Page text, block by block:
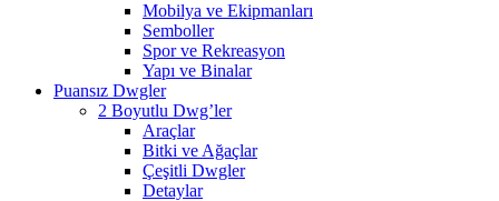
Mobilya ve Ekipmanları
Semboller
Spor ve Rekreasyon
Yapı ve Binalar
Puansız Dwgler
2 Boyutlu Dwg’ler
Araçlar
Bitki ve Ağaçlar
Çeşitli Dwgler
Detaylar